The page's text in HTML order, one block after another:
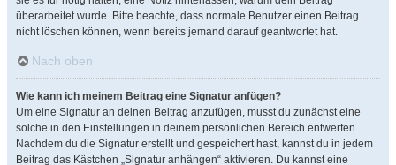
überarbeitet wurde. Bitte beachte, dass normale Benutzer einen Beitrag
nicht löschen können, wenn bereits jemand darauf geantwortet hat.
Nach oben
Wie kann ich meinem Beitrag eine Signatur anfügen?
Um eine Signatur an deinen Beitrag anzufügen, musst du zunächst eine
solche in den Einstellungen in deinem persönlichen Bereich entwerfen.
Nachdem du die Signatur erstellt und gespeichert hast, kannst du in jedem
Beitrag das Kästchen „Signatur anhängen“ aktivieren. Du kannst eine